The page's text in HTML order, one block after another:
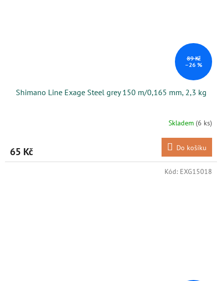
89 Kč
–26 %
Shimano Line Exage Steel grey 150 m/0,165 mm, 2,3 kg
Skladem (6 ks)
65 Kč Do košíku
Kód: EXG15018